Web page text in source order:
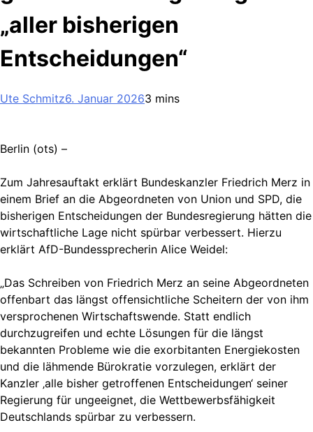
„aller bisherigen
Entscheidungen“
Ute Schmitz6. Januar 20263 mins
Berlin (ots) –
Zum Jahresauftakt erklärt Bundeskanzler Friedrich Merz in
einem Brief an die Abgeordneten von Union und SPD, die
bisherigen Entscheidungen der Bundesregierung hätten die
wirtschaftliche Lage nicht spürbar verbessert. Hierzu
erklärt AfD-Bundessprecherin Alice Weidel:
„Das Schreiben von Friedrich Merz an seine Abgeordneten
offenbart das längst offensichtliche Scheitern der von ihm
versprochenen Wirtschaftswende. Statt endlich
durchzugreifen und echte Lösungen für die längst
bekannten Probleme wie die exorbitanten Energiekosten
und die lähmende Bürokratie vorzulegen, erklärt der
Kanzler ‚alle bisher getroffenen Entscheidungen‘ seiner
Regierung für ungeeignet, die Wettbewerbsfähigkeit
Deutschlands spürbar zu verbessern.